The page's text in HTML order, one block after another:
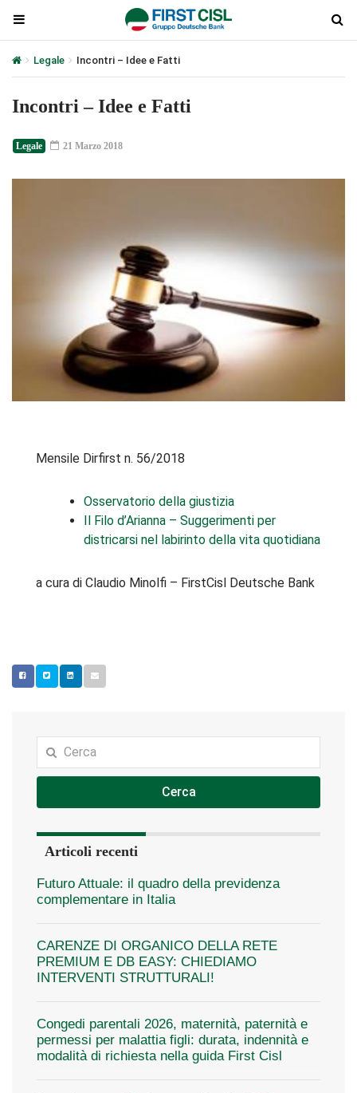
Legale Incontri – Idee e Fatti
Incontri – Idee e Fatti
Legale 21 Marzo 2018
Mensile Dirfirst n. 56/2018
Osservatorio della giustizia
Il Filo d’Arianna – Suggerimenti per
districarsi nel labirinto della vita quotidiana
a cura di Claudio Minolfi – FirstCisl Deutsche Bank
Cerca
Articoli recenti
Futuro Attuale: il quadro della previdenza
complementare in Italia
CARENZE DI ORGANICO DELLA RETE
PREMIUM E DB EASY: CHIEDIAMO
INTERVENTI STRUTTURALI!
Congedi parentali 2026, maternità, paternità e
permessi per malattia figli: durata, indennità e
modalità di richiesta nella guida First Cisl